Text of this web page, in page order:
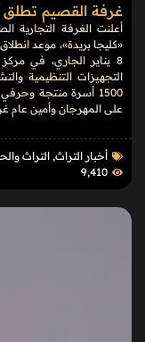
غرفة القصيم تطلق النسخة الـ17
أعلنت الغرفة التجارية
«كليجا بريدة»، موعد
8 يناير الجاري، في
التجهيزات التنظيمية
1500 أسرة منتجة
على المهرجان وأمين عام
أخبار التراث, التراث
9٬410